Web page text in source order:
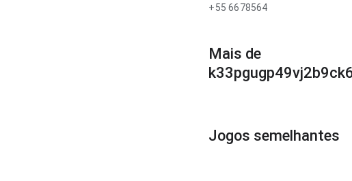
+55 6678564
Mais de
Jogos semelhantes